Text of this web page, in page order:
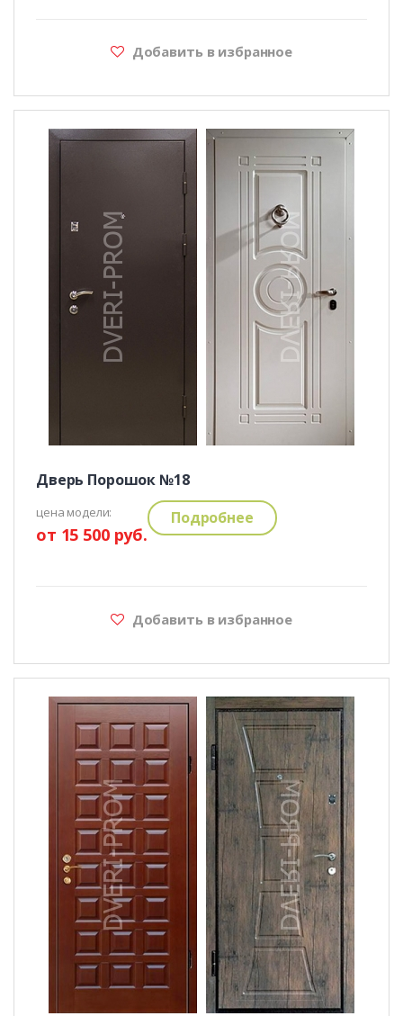
Добавить в избранное
Дверь Порошок №18
цена модели:
от 15 500 руб.
Подробнее
Добавить в избранное